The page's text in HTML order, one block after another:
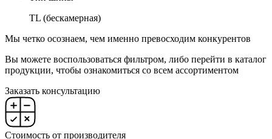
TL (бескамерная)
Мы четко осознаем, чем именно превосходим конкурентов
Вы можете воспользоваться фильтром, либо перейти в каталог
продукции, чтобы ознакомиться со всем ассортиментом
Заказать консультацию
Стоимость от производителя